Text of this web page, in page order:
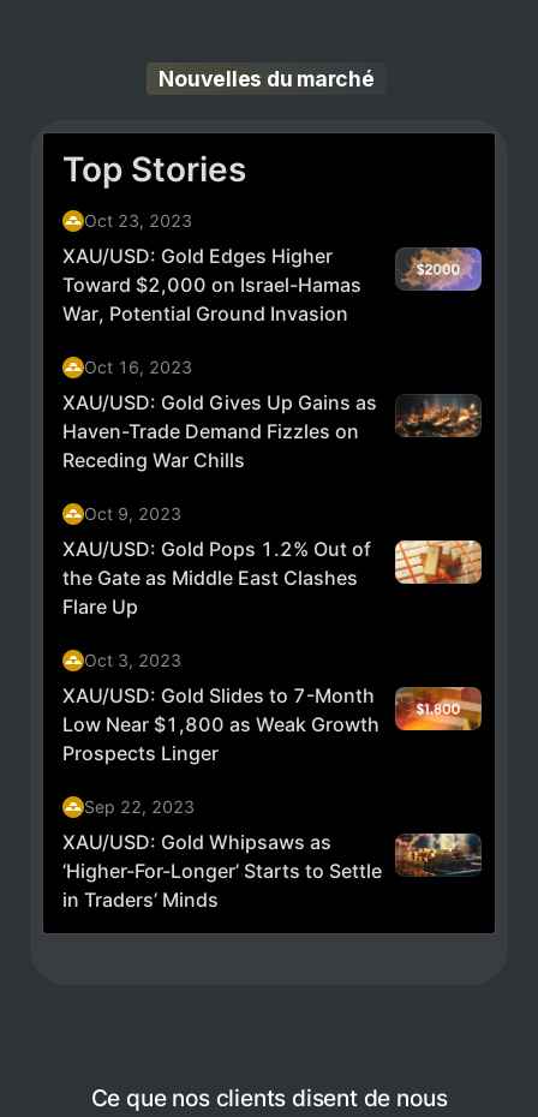
Nouvelles du marché
Ce que nos clients disent de nous